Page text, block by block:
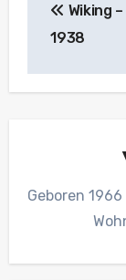
Wiking
1938
Geboren